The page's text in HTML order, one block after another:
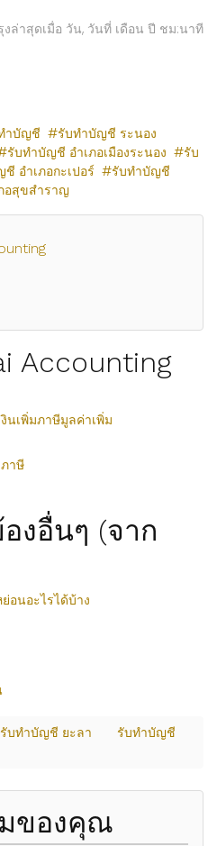
ล่าสุดเมื่อ วัน, วันที่ เดือน ปี ชม:นาที
ำบัญชี
รับทำบัญชี ระนอง
รับทำบัญชี อำเภอเมืองระนอง
รับ
อำเภอกะเปอร์
รับทำบัญชี
อสุขสำราญ
Accounting
นเพิ่มภาษีมูลค่าเพิ่ม
าษี
งอื่นๆ (จาก
อนอะไรได้บ้าง
บทำบัญชี ยะลา
รับทำบัญชี
ของคุณ